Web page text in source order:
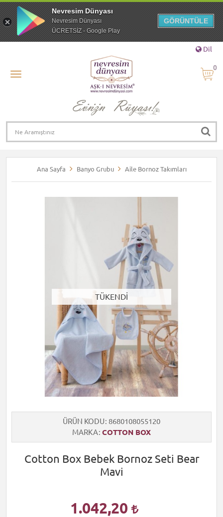
Dil
0
Ana Sayfa Banyo Grubu Aile Bornoz Takımları
TÜKENDİ
ÜRÜN KODU 8680108055120
MARKA COTTON BOX
Cotton Box Bebek Bornoz Seti Bear
Mavi
1.042,20
Nevresim Dünyası
Nevresim Dünyası
ÜCRETSİZ - Google Play
GÖRÜNTÜLE